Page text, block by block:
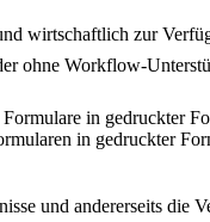
wirtschaftlich zur
ohne Workflow-
in gedruckter
in gedruckter
und andererseits die